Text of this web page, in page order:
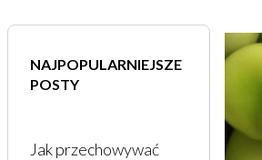
NAJPOPULARNIEJSZE
POSTY
Jak przechowywać